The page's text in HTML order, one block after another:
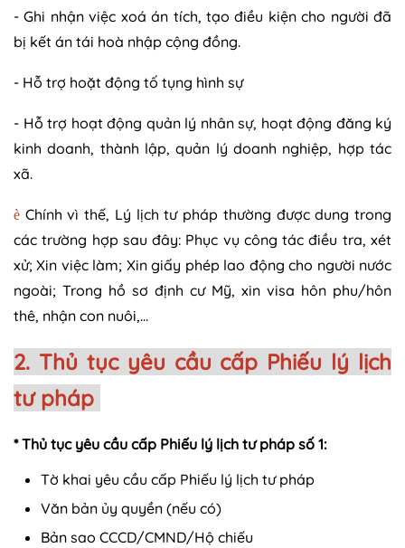
- Ghi nhận việc xoá án tích, tạo điều kiện cho người đã
bị kết án tái hoà nhập cộng đồng.
- Hỗ trợ hoặt động tố tụng hình sự
- Hỗ trợ hoạt động quản lý nhân sự, hoạt động đăng ký
kinh doanh, thành lập, quản lý doanh nghiệp, hợp tác
xã.
è Chính vì thế, Lý lịch tư pháp thường được dung trong
các trường hợp sau đây: Phục vụ công tác điều tra, xét
xử; Xin việc làm; Xin giấy phép lao động cho người nước
ngoài; Trong hồ sơ định cư Mỹ, xin visa hôn phu/hôn
thê, nhận con nuôi,…
2. Thủ tục yêu cầu cấp Phiếu lý lịch
tư pháp
* Thủ tục yêu cầu cấp Phiếu lý lịch tư pháp số 1:
Tờ khai yêu cầu cấp Phiếu lý lịch tư pháp
Văn bản ủy quyền (nếu có)
Bản sao CCCD/CMND/Hộ chiếu